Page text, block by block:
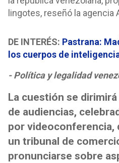
lingotes, reseñó la agencia
DE INTERÉS: Pastrana:
los cuerpos de
- Política y legalidad
La cuestión se
de audiencias,
por videoconferencia,
un tribunal de
pronunciarse sobre